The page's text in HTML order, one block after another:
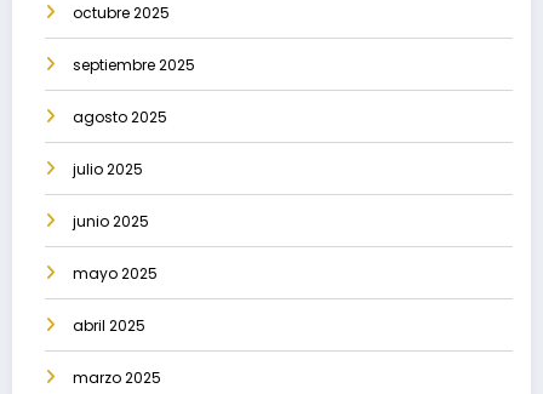
octubre 2025
septiembre 2025
agosto 2025
julio 2025
junio 2025
mayo 2025
abril 2025
marzo 2025